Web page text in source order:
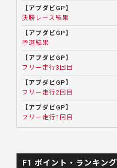
【アブダビGP】
決勝レース結果
【アブダビGP】
予選結果
【アブダビGP】
フリー走行3回目
【アブダビGP】
フリー走行2回目
【アブダビGP】
フリー走行1回目
F1 ポイント・ランキング